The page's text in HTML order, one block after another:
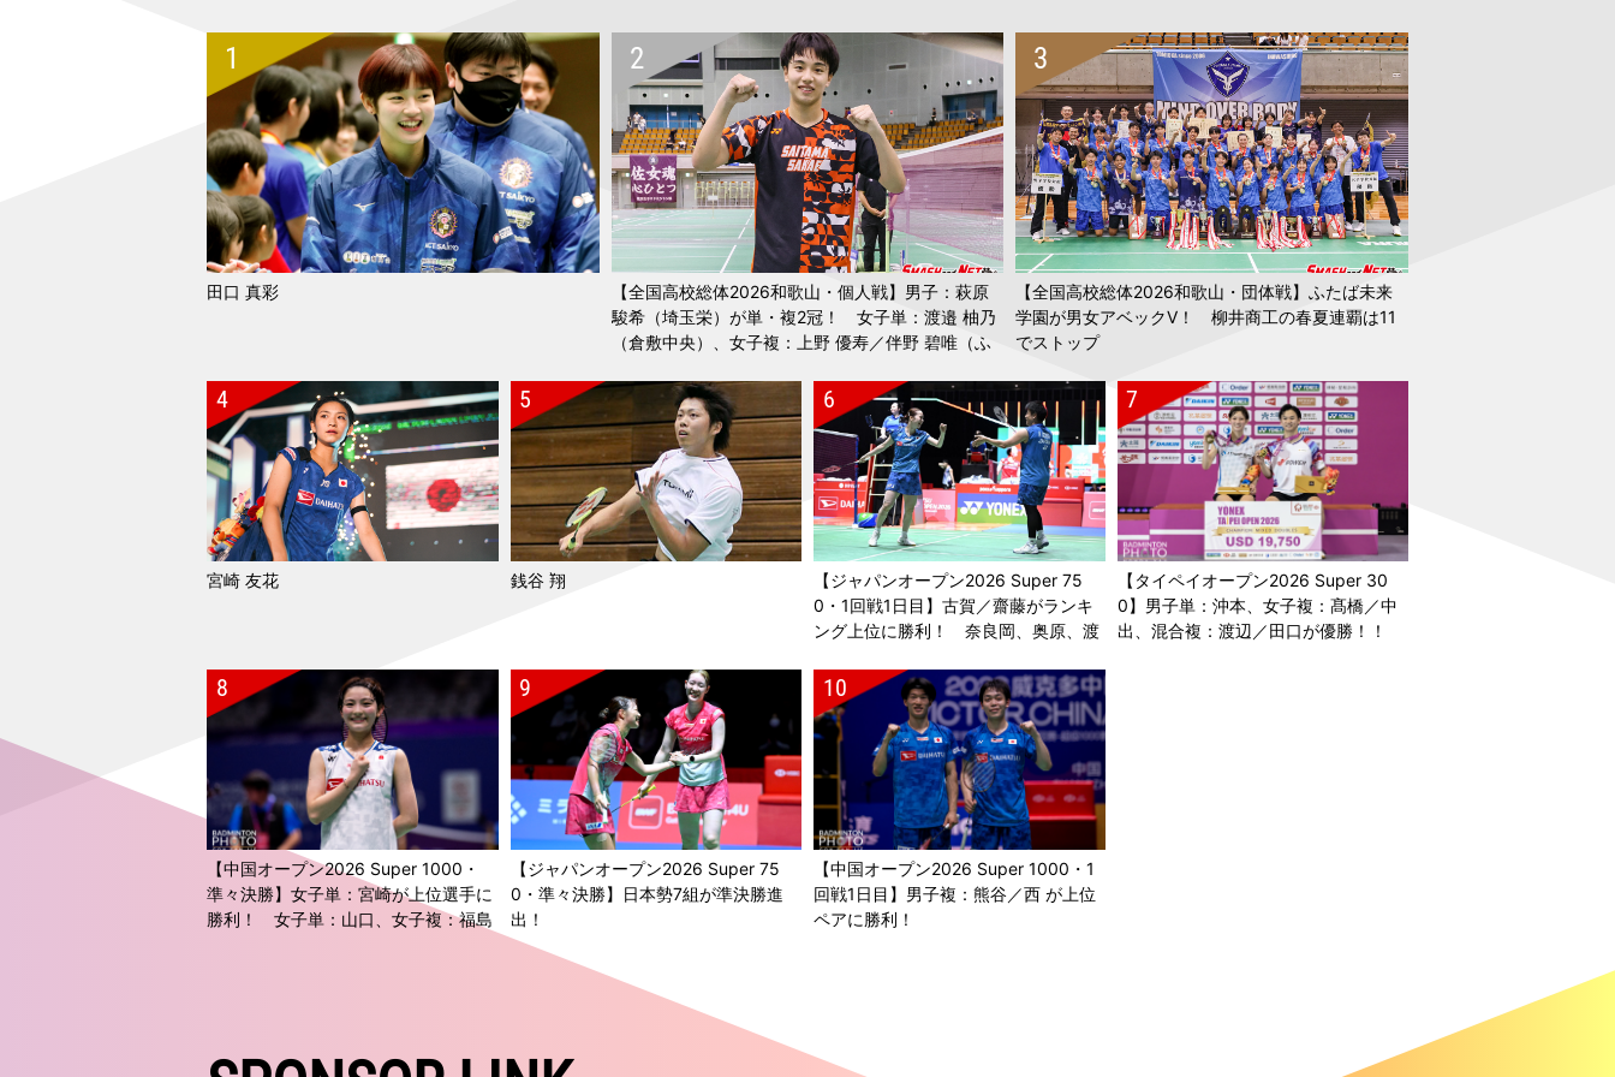
田口 真彩
【全国高校総体2026和歌山・個人戦】男子：萩原
駿希（埼玉栄）が単・複2冠！ 女子単：渡邉 柚乃
（倉敷中央）、女子複：上野 優寿／伴野 碧唯（ふ
【全国高校総体2026和歌山・団体戦】ふたば未来
学園が男女アベックV！ 柳井商工の春夏連覇は11
でストップ
宮崎 友花 銭谷 翔
【ジャパンオープン2026 Super 75
0・1回戦1日目】古賀／齋藤がランキ
ング上位に勝利！ 奈良岡、奥原、渡
【タイペイオープン2026 Super 30
0】男子単：沖本、女子複：髙橋／中
出、混合複：渡辺／田口が優勝！！
【中国オープン2026 Super 1000・
準々決勝】女子単：宮崎が上位選手に
勝利！ 女子単：山口、女子複：福島
【ジャパンオープン2026 Super 75
0・準々決勝】日本勢7組が準決勝進
出！
【中国オープン2026 Super 1000・1
回戦1日目】男子複：熊谷／西 が上位
ペアに勝利！